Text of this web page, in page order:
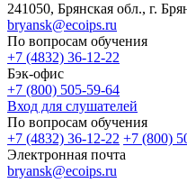
241050, Брянская обл., г.
bryansk@ecoips.ru
По вопросам обучения
+7 (4832) 36-12-22
Бэк-офис
+7 (800) 505-59-64
Вход для слушателей
По вопросам обучения
+7 (4832) 36-12-22 +7 (800)
Электронная почта
bryansk@ecoips.ru